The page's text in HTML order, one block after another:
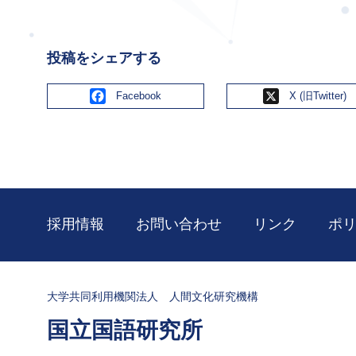
投稿をシェアする
Facebook X
採用情報 お問い合わせ リンク ポ
大学共同利用機関法人 人間文化研究機構
国立国語研究所